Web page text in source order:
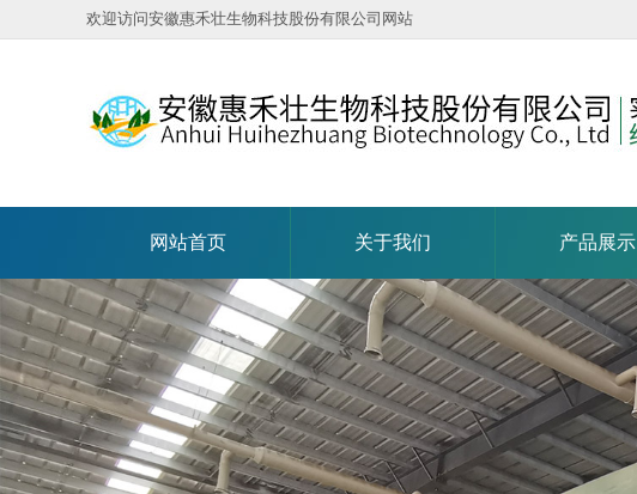
欢迎访问安徽惠禾壮生物科技股份有限公司网站
网站首页 关于我们 产品展示